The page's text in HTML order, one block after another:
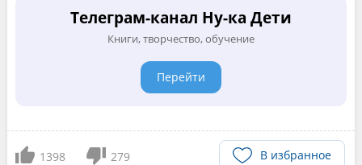
Телеграм-канал Ну-ка Дети
Книги, творчество, обучение
Перейти
1398 279 В избранное